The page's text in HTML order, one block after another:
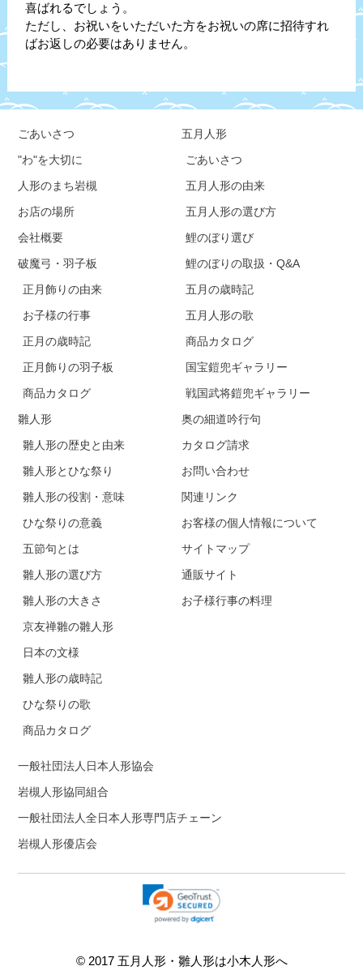
喜ばれるでしょう。
ただし、お祝いをいただいた方をお祝いの席に招待すれ
ばお返しの必要はありません。
ごあいさつ
"わ"を大切に
人形のまち岩槻
お店の場所
会社概要
破魔弓・羽子板
正月飾りの由来
お子様の行事
正月の歳時記
正月飾りの羽子板
商品カタログ
雛人形
雛人形の歴史と由来
雛人形とひな祭り
雛人形の役割・意味
ひな祭りの意義
五節句とは
雛人形の選び方
雛人形の大きさ
京友禅雛の雛人形
日本の文様
雛人形の歳時記
ひな祭りの歌
商品カタログ
五月人形
ごあいさつ
五月人形の由来
五月人形の選び方
鯉のぼり選び
鯉のぼりの取扱・Q&A
五月の歳時記
五月人形の歌
商品カタログ
国宝鎧兜ギャラリー
戦国武将鎧兜ギャラリー
奥の細道吟行句
カタログ請求
お問い合わせ
関連リンク
お客様の個人情報について
サイトマップ
通販サイト
お子様行事の料理
一般社団法人日本人形協会
岩槻人形協同組合
一般社団法人全日本人形専門店チェーン
岩槻人形優店会
© 2017 五月人形・雛人形は小木人形へ